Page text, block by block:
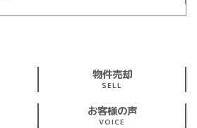
物件売却
SELL
お客様の声
VOICE